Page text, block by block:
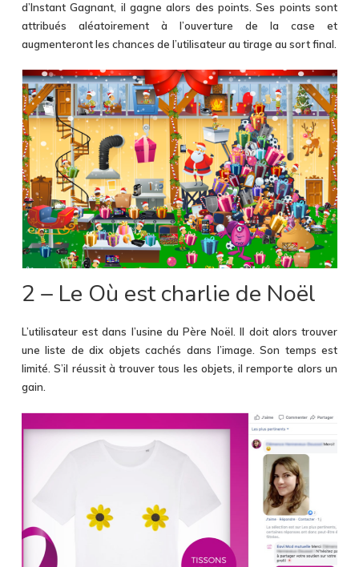
d’Instant Gagnant, il gagne alors des points. Ses points sont
attribués aléatoirement à l’ouverture de la case et
augmenteront les chances de l’utilisateur au tirage au sort final.
2 – Le Où est charlie de Noël
L’utilisateur est dans l’usine du Père Noël. Il doit alors trouver
une liste de dix objets cachés dans l’image. Son temps est
limité. S’il réussit à trouver tous les objets, il remporte alors un
gain.